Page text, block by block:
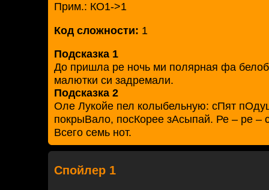
Прим.: КО1->1
Код сложности: 1
Подсказка 1
До пришла ре ночь ми полярная фа
малютки си задремали.
Подсказка 2
Оле Лукойе пел колыбельную: сПят
покрыВало, посКорее зАсыпай. Ре – ре –
Всего семь нот.
Спойлер 1